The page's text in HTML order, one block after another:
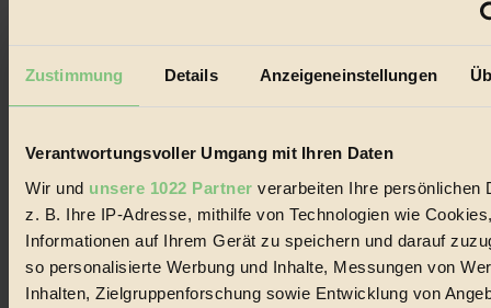
Zustimmung Details Anzeigeneinstellungen
Verantwortungsvoller Umgang mit Ihren Daten
Wir und unsere 1022 Partner verarbeiten Ihre persönlichen
z. B. Ihre IP-Adresse, mithilfe von Technologien wie
Informationen auf Ihrem Gerät zu speichern und darauf
so personalisierte Werbung und Inhalte, Messungen von
Inhalten, Zielgruppenforschung sowie Entwicklung von
Seitennummerierung